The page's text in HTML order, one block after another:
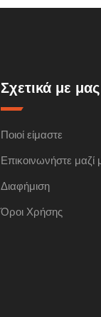
Σχετικά με μας
Ποιοί είμαστε
Επικοινωνήστε μαζί
Διαφήμιση
Όροι Χρήσης